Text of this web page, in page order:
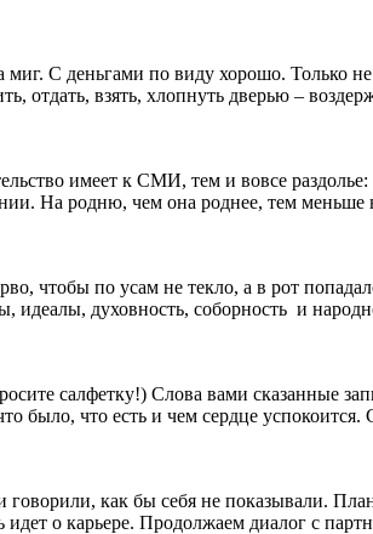
С деньгами по виду хорошо. Только
отдать, взять, хлопнуть дверью –
имеет к СМИ, тем и вовсе
На родню, чем она роднее, тем
чтобы по усам не текло, а в рот
идеалы, духовность, соборность и
салфетку!) Слова вами сказанные
было, что есть и чем сердце
как бы себя не показывали.
идет о карьере. Продолжаем диалог с